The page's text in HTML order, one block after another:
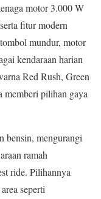
motor 3.000 W
fitur modern
mundur, motor
kendaraan harian
Red Rush, Green
pilihan gaya
bensin, mengurangi
ramah
ride. Pilihannya
seperti